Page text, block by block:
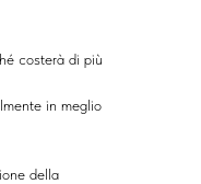
costerà di più
in meglio
della